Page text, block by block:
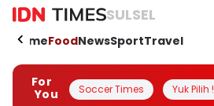
SULSEL
HomeFoodNewsSportTravel
For
You
Soccer Times Yuk Pilih !